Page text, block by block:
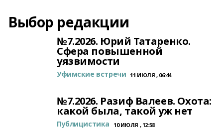
Выбор редакции
№7.2026. Юрий Татаренко.
Сфера повышенной
уязвимости
Уфимские встречи 11 ИЮЛЯ , 06:44
№7.2026. Разиф Валеев. Охота:
какой была, такой уж нет
Публицистика 10 ИЮЛЯ , 12:58